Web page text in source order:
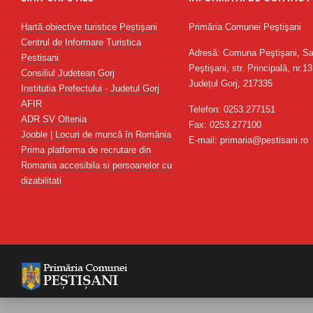
Hartă obiective turistice Peștișani
Centrul de Informare Turistica
Pestisani
Consiliul Judetean Gorj
Institutia Prefectului - Judetul Gorj
AFIR
ADR SV Oltenia
Jooble | Locuri de muncă în România
Prima platforma de recrutare din
Romania accesibila si persoanelor cu
dizabilitati
Primăria Comunei Peştişani
Adresă: Comuna Peştişani,
Peştişani, str. Principală,
Județul Gorj, 217335
Telefon: 0253.277151
Fax: 0253.277100
E-mail: primaria@pestisani.ro